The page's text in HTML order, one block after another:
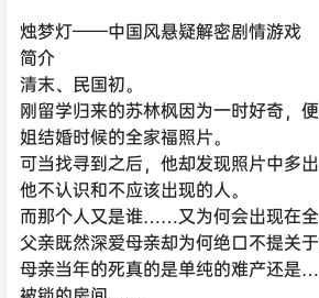
烛梦灯——中国风悬疑解密剧情游戏
简介
清末、民国初。
刚留学归来的苏林枫因为一时好奇，
姐结婚时候的全家福照片。
可当找寻到之后，他却发现照片中
他不认识和不应该出现的人。
而那个人又是谁……又为何会出现在全
父亲既然深爱母亲却为何绝口不提关于
母亲当年的死真的是单纯的难产还是